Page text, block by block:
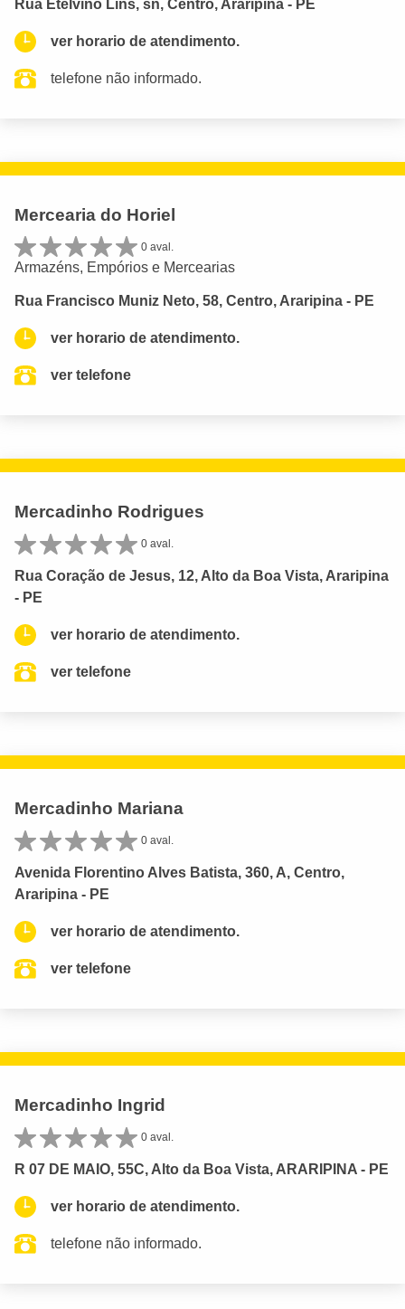
Rua Etelvino Lins, sn, Centro, Araripina - PE
ver horario de atendimento.
telefone não informado.
Mercearia do Horiel
0 aval.
Armazéns, Empórios e Mercearias
Rua Francisco Muniz Neto, 58, Centro, Araripina - PE
ver horario de atendimento.
ver telefone
Mercadinho Rodrigues
0 aval.
Rua Coração de Jesus, 12, Alto da Boa Vista, Araripina
- PE
ver horario de atendimento.
ver telefone
Mercadinho Mariana
0 aval.
Avenida Florentino Alves Batista, 360, A, Centro,
Araripina - PE
ver horario de atendimento.
ver telefone
Mercadinho Ingrid
0 aval.
R 07 DE MAIO, 55C, Alto da Boa Vista, ARARIPINA - PE
ver horario de atendimento.
telefone não informado.